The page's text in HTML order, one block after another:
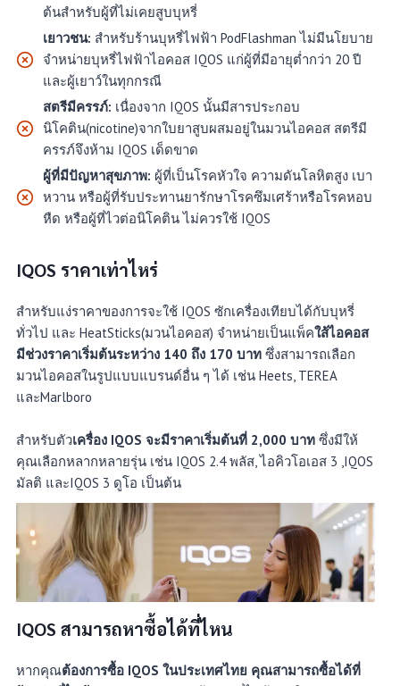
ต้นสำหรับผู้ที่ไม่เคยสูบบุหรี่
เยาวชน: สำหรับร้านบุหรี่ไฟฟ้า PodFlashman ไม่มีนโยบาย
จำหน่ายบุหรี่ไฟฟ้าไอคอส IQOS แก่ผู้ที่มีอายุต่ำกว่า 20 ปี
และผู้เยาว์ในทุกกรณี
สตรีมีครรภ์: เนื่องจาก IQOS นั้นมีสารประกอบ
นิโคติน(nicotine)จากใบยาสูบผสมอยู่ในมวนไอคอส สตรีมี
ครรภ์จึงห้าม IQOS เด็ดขาด
ผู้ที่มีปัญหาสุขภาพ: ผู้ที่เป็นโรคหัวใจ ความดันโลหิตสูง เบา
หวาน หรือผู้ที่รับประทานยารักษาโรคซึมเศร้าหรือโรคหอบ
หืด หรือผู้ที่ไวต่อนิโคติน ไม่ควรใช้ IQOS
IQOS ราคาเท่าไหร่
สำหรับแง่ราคาของการจะใช้ IQOS ซักเครื่องเทียบได้กับบุหรี่
ทั่วไป และ HeatSticks(มวนไอคอส) จำหน่ายเป็นแพ็คใส้ไอคอส
มีช่วงราคาเริ่มต้นระหว่าง 140 ถึง 170 บาท ซึ่งสามารถเลือก
มวนไอคอสในรูปแบบแบรนด์อื่น ๆ ได้ เช่น Heets, TEREA
และMarlboro
สำหรับตัวเครื่อง IQOS จะมีราคาเริ่มต้นที่ 2,000 บาท ซึ่งมีให้
คุณเลือกหลากหลายรุ่น เช่น IQOS 2.4 พลัส, ไอคิวโอเอส 3 ,IQOS
มัลติ และIQOS 3 ดูโอ เป็นต้น
IQOS สามารถหาซื้อได้ที่ไหน
หากคุณต้องการซื้อ IQOS ในประเทศไทย คุณสามารถซื้อได้ที่